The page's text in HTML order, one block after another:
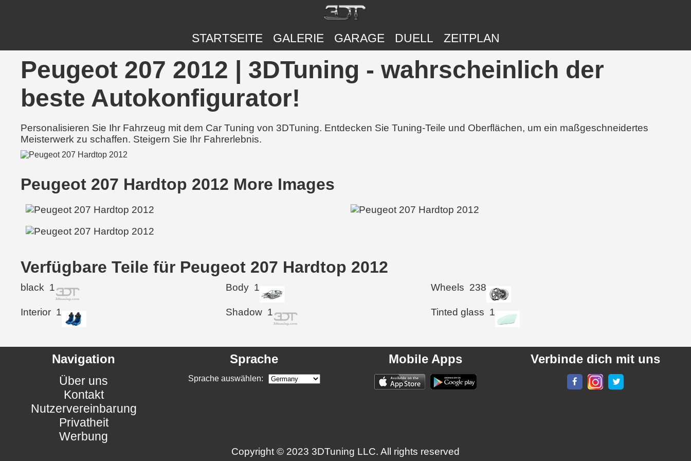
STARTSEITE GALERIE GARAGE DUELL ZEITPLAN
Peugeot 207 2012 | 3DTuning - wahrscheinlich der
beste Autokonfigurator!
Personalisieren Sie Ihr Fahrzeug mit dem Car Tuning von 3DTuning. Entdecken Sie Tuning-Teile und Oberflächen, um ein maßgeschneidertes
Meisterwerk zu schaffen. Steigern Sie Ihr Fahrerlebnis.
Peugeot 207 Hardtop 2012 More Images
Verfügbare Teile für Peugeot 207 Hardtop 2012
black 1 Body 1 Wheels 238
Interior 1 Shadow 1 Tinted glass 1
Navigation
Über uns
Kontakt
Nutzervereinbarung
Privatheit
Werbung
Sprache
Sprache auswählen:
Mobile Apps Verbinde dich mit uns
Copyright © 2023 3DTuning LLC. All rights reserved